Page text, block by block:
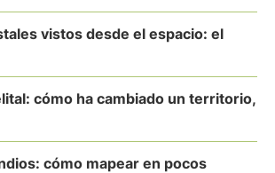
vistos desde el espacio: el
cómo ha cambiado un territorio,
cómo mapear en pocos